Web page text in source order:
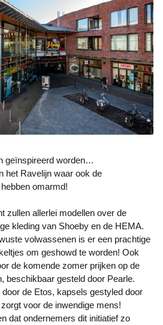
geïnspireerd worden…
het Ravelijn waar ook de
omarmd!
zullen allerlei modellen over de
kleding van Shoeby en de HEMA.
volwassenen is er een prachtige
om geshowd te worden! Ook
de komende zomer prijken op de
beschikbaar gesteld door Pearle.
de Etos, kapsels gestyled door
voor de inwendige mens!
dat ondernemers dit initiatief zo